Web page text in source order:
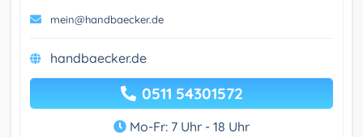
mein@handbaecker.de
handbaecker.de
0511 54301572
Mo-Fr: 7 Uhr - 18 Uhr